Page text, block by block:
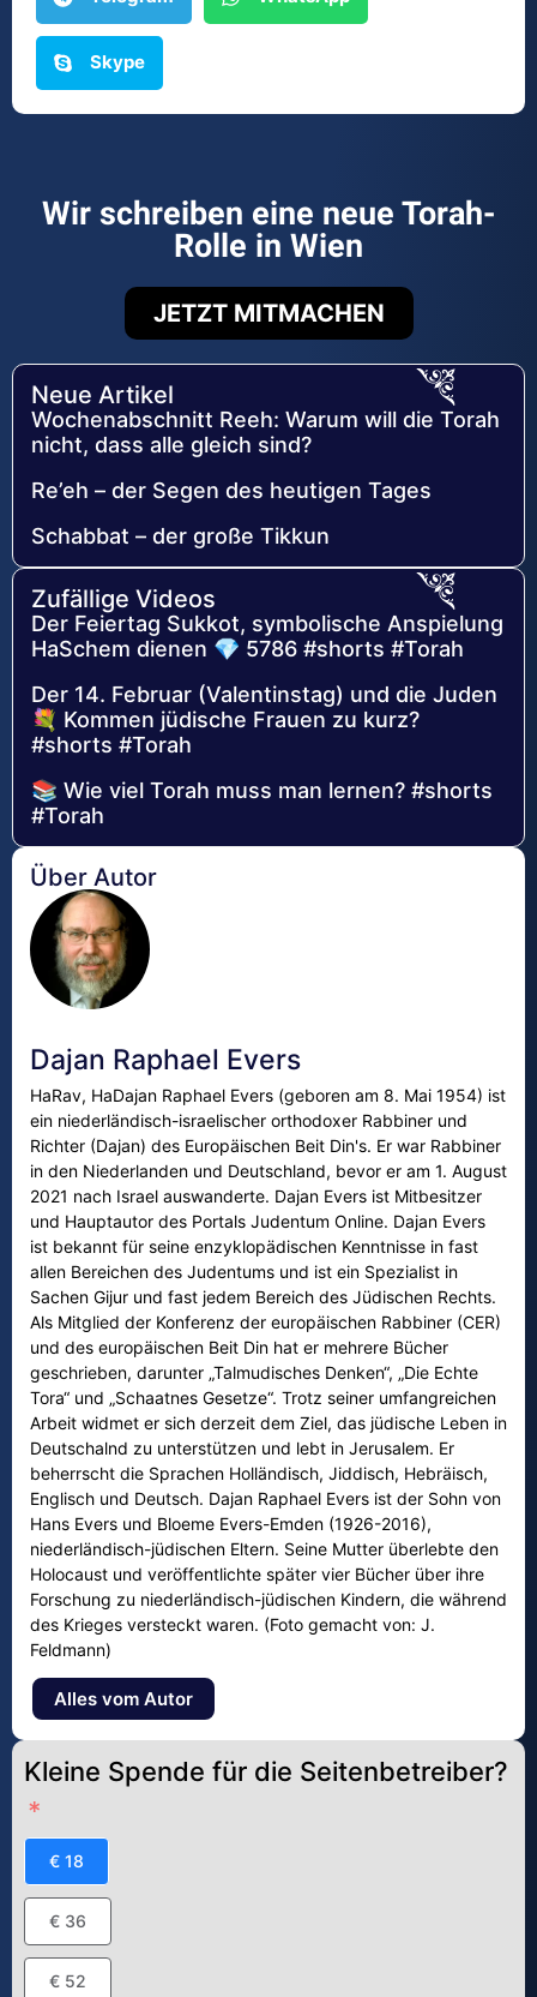
Skype
Wir schreiben eine neue Torah-
Rolle in Wien
JETZT MITMACHEN
Neue Artikel
Wochenabschnitt Reeh: Warum will die Torah
nicht, dass alle gleich sind?
Re’eh – der Segen des heutigen Tages
Schabbat – der große Tikkun
Zufällige Videos
Der Feiertag Sukkot, symbolische Anspielung
HaSchem dienen 💎 5786 #shorts #Torah
Der 14. Februar (Valentinstag) und die Juden
💐 Kommen jüdische Frauen zu kurz?
#shorts #Torah
📚 Wie viel Torah muss man lernen? #shorts
#Torah
Über Autor
Dajan Raphael Evers
HaRav, HaDajan Raphael Evers (geboren am 8. Mai 1954) ist
ein niederländisch-israelischer orthodoxer Rabbiner und
Richter (Dajan) des Europäischen Beit Din's. Er war Rabbiner
in den Niederlanden und Deutschland, bevor er am 1. August
2021 nach Israel auswanderte. Dajan Evers ist Mitbesitzer
und Hauptautor des Portals Judentum Online. Dajan Evers
ist bekannt für seine enzyklopädischen Kenntnisse in fast
allen Bereichen des Judentums und ist ein Spezialist in
Sachen Gijur und fast jedem Bereich des Jüdischen Rechts.
Als Mitglied der Konferenz der europäischen Rabbiner (CER)
und des europäischen Beit Din hat er mehrere Bücher
geschrieben, darunter „Talmudisches Denken“, „Die Echte
Tora“ und „Schaatnes Gesetze“. Trotz seiner umfangreichen
Arbeit widmet er sich derzeit dem Ziel, das jüdische Leben in
Deutschalnd zu unterstützen und lebt in Jerusalem. Er
beherrscht die Sprachen Holländisch, Jiddisch, Hebräisch,
Englisch und Deutsch. Dajan Raphael Evers ist der Sohn von
Hans Evers und Bloeme Evers-Emden (1926-2016),
niederländisch-jüdischen Eltern. Seine Mutter überlebte den
Holocaust und veröffentlichte später vier Bücher über ihre
Forschung zu niederländisch-jüdischen Kindern, die während
des Krieges versteckt waren. (Foto gemacht von: J.
Feldmann)
Alles vom Autor
Kleine Spende für die Seitenbetreiber?
€ 18
€ 36
€ 52